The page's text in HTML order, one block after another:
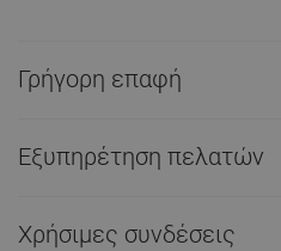
Γρήγορη επαφή
Εξυπηρέτηση πελατών
Χρήσιμες συνδέσεις